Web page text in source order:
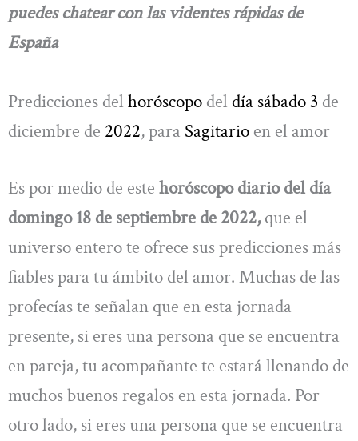
puedes chatear con las videntes rápidas de
España
Predicciones del horóscopo del día sábado 3 de
diciembre de 2022, para Sagitario en el amor
Es por medio de este horóscopo diario del día
domingo 18 de septiembre de 2022,que el
universo entero te ofrece sus predicciones más
fiables para tu ámbito del amor. Muchas de las
profecías te señalan que en esta jornada
presente, si eres una persona que se encuentra
en pareja, tu acompañante te estará llenando de
muchos buenos regalos en esta jornada. Por
otro lado, si eres una persona que se encuentra